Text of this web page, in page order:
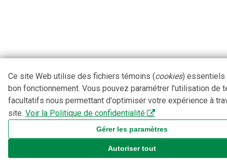
Ce site Web utilise des fichiers témoins (cookies) essentiels
bon fonctionnement. Vous pouvez paramétrer l'utilisation de
facultatifs nous permettant d'optimiser votre expérience à
site. Voir la Politique de confidentialité
Gérer les paramètres
Autoriser tout